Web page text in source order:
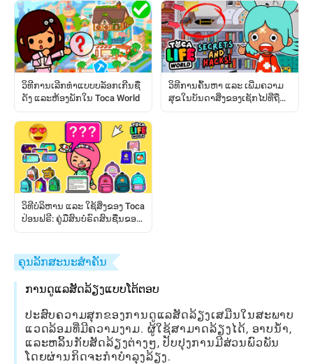
ວິທີການເລີກທຳແບບບລັອກເກີນຊື່
ດັງ ແລະຫ້ອງພັກໃນ Toca World
ວິທີການຄົ້ນຫາ ແລະ ເພີ່ມຄວາມ
ສຸຂໃນບັນດາສິ່ງຂອງເຊັກໄປທີ່ຖືກ
ວິທີບໍລິຫານ ແລະ ໃຊ້ສິ່ງຂອງ Toca
ປ່ອນຟຣີ: ຄູ່ມືສົນບໍຣົດສົນຊື່ນຂອງ
ຄຸນລັກສະນະສໍາຄັນ
ການດູແລສັດລ້ຽງແບບໂຕ້ຕອບ
ປະສົບຄວາມສຸກຂອງການດູແລສັດລ້ຽງເສມືນໃນສະພາບ
ແວດລ້ອມທີ່ມີຄວາມງາມ. ຜູ້ໃຊ້ສາມາດລ້ຽງໄດ້, ອາບນ້ໍາ,
ແລະຫລິ້ນກັບສັດລ້ຽງຕ່າງໆ, ປັບປຸງການມີສ່ວນພົວພັນ
ໂດຍຜ່ານກິດຈະກໍາບໍາລຸງລ້ຽງ.